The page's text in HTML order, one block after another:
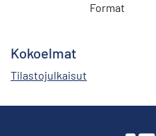
Format
Kokoelmat
Tilastojulkaisut